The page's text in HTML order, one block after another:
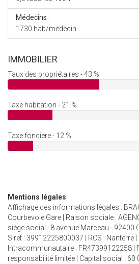
Médecins :
1730 hab/médecin
IMMOBILIER
Taux des propriétaires - 43 %
Taxe habitation - 21 %
Taxe foncière - 12 %
Mentions légales
Affichage des informations légales :
Courbevoie Gare | Raison sociale :
siège social : 8 avenue Marceau - 92400
Siret : 39912225800037 | RCS : Nanterre
Intracommunautaire : FR47399122258 |
responsabilité limitée | Capital social : 60